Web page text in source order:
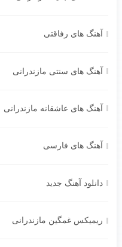
آهنگ های رفاقتی
آهنگ های سنتی مازندرانی
آهنگ های عاشقانه مازندرانی
آهنگ های فارسی
دانلود آهنگ جدید
ریمیکس غمگین مازندرانی